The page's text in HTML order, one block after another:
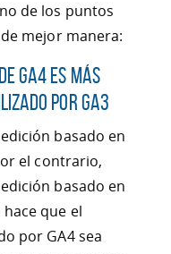
de los puntos
mejor manera:
GA4 es más
por GA3
basado en
el contrario,
basado en
que el
por GA4 sea